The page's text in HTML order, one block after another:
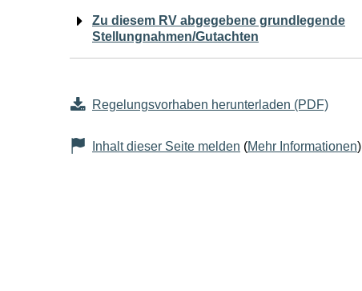
Zu diesem RV abgegebene grundlegende
Stellungnahmen/Gutachten
Regelungsvorhaben herunterladen (PDF)
Inhalt dieser Seite melden (Mehr Informationen)